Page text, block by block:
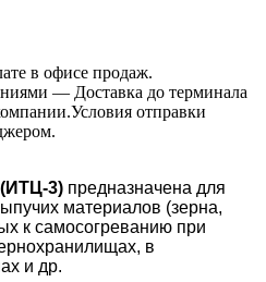
в офисе продаж.
— Доставка до терминала
отправки
3) предназначена для
материалов (зерна,
к самосогреванию при
в
и др.